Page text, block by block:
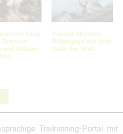
beim
und Nilsson
Yading Skyrace:
Höhenjagd auf dem
Dach der Welt
Trailrunning-Portal mit